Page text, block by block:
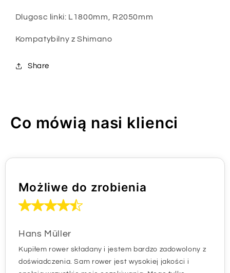
Dlugosc linki: L1800mm, R2050mm
Kompatybilny z Shimano
Share
Co mówią nasi klienci
Możliwe do zrobienia
Hans Müller
Kupiłem rower składany i jestem bardzo zadowolony z
doświadczenia. Sam rower jest wysokiej jakości i